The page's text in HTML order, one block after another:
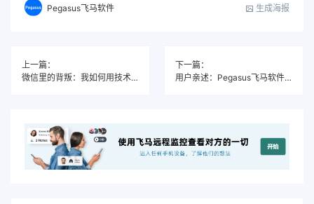
Pegasus飞马软件 生成海报
上一篇：
微信里的背叛：我如何用技术揭开完美婚姻的假面
下一篇：
用户亲述：Pegasus飞马软件如何成为我家庭数字安全的“守护天使”